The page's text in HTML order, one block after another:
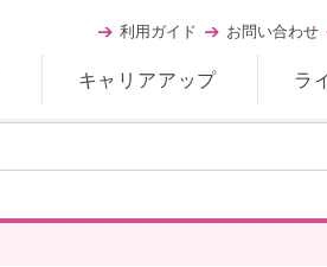
キャリアアップ ラ
利用ガイド お問い合わせ